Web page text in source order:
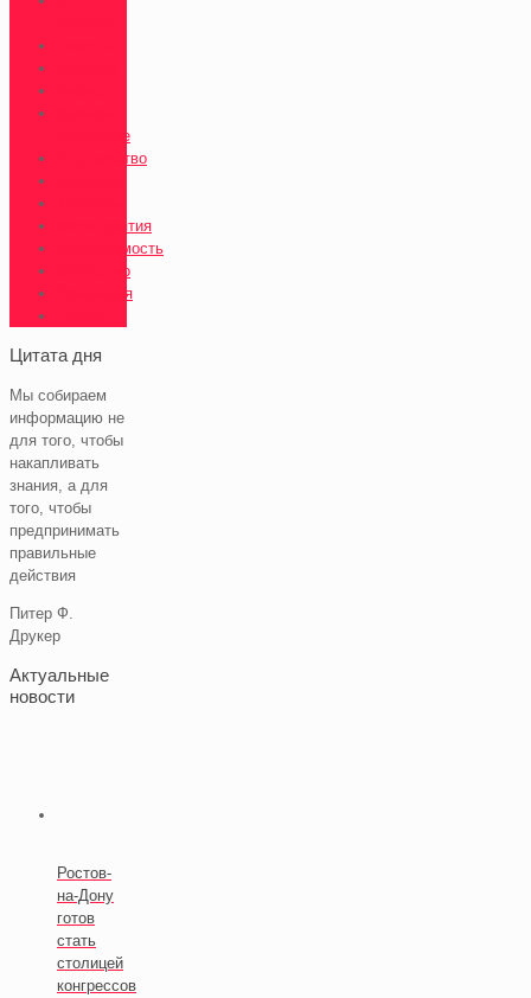
сочинское
Государство
Мероприятия
Недвижимость
Общество
Реновация
Цитата дня
Мы собираем
информацию не
для того, чтобы
накапливать
знания, а для
того, чтобы
предпринимать
правильные
действия
Питер Ф.
Друкер
Актуальные
новости
Ростов-
на-Дону
готов
стать
столицей
конгрессов